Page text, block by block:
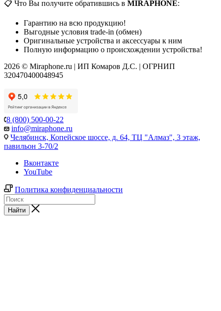
📋 Что Вы получите обратившись в MIRAPHONE:
Гарантию на всю продукцию!
Выгодные условия trade-in (обмен)
Оригинальные устройства и аксессуары к ним
Полную информацию о происхождении устройства!
2026 © Miraphone.ru | ИП Комаров Д.С. | ОГРНИП
320470400048945
8 (800) 500-00-22
info@miraphone.ru
Челябинск, Копейское шоссе, д. 64, ТЦ "Алмаз", 3 этаж,
павильон 3-70/2
Вконтакте
YouTube
Политика конфиденциальности
Найти